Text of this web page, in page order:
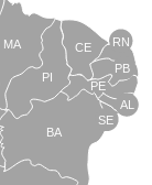
BA
SE
PE
AL
RN
CE
PI
MA
PB